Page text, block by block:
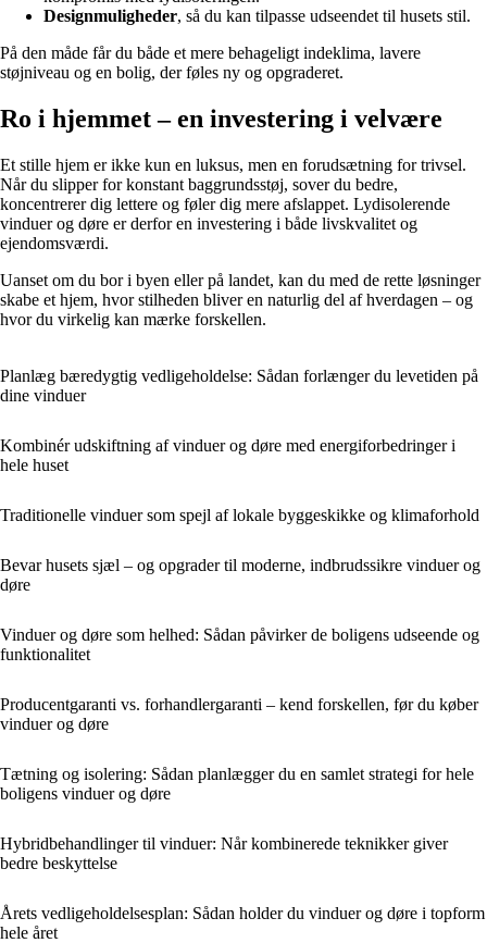
Designmuligheder, så du kan tilpasse udseendet til husets stil.
På den måde får du både et mere behageligt indeklima, lavere
støjniveau og en bolig, der føles ny og opgraderet.
Ro i hjemmet – en investering i velvære
Et stille hjem er ikke kun en luksus, men en forudsætning for trivsel.
Når du slipper for konstant baggrundsstøj, sover du bedre,
koncentrerer dig lettere og føler dig mere afslappet. Lydisolerende
vinduer og døre er derfor en investering i både livskvalitet og
ejendomsværdi.
Uanset om du bor i byen eller på landet, kan du med de rette løsninger
skabe et hjem, hvor stilheden bliver en naturlig del af hverdagen – og
hvor du virkelig kan mærke forskellen.
Planlæg bæredygtig vedligeholdelse: Sådan forlænger du levetiden på
dine vinduer
Kombinér udskiftning af vinduer og døre med energiforbedringer i
hele huset
Traditionelle vinduer som spejl af lokale byggeskikke og klimaforhold
Bevar husets sjæl – og opgrader til moderne, indbrudssikre vinduer og
døre
Vinduer og døre som helhed: Sådan påvirker de boligens udseende og
funktionalitet
Producentgaranti vs. forhandlergaranti – kend forskellen, før du køber
vinduer og døre
Tætning og isolering: Sådan planlægger du en samlet strategi for hele
boligens vinduer og døre
Hybridbehandlinger til vinduer: Når kombinerede teknikker giver
bedre beskyttelse
Årets vedligeholdelsesplan: Sådan holder du vinduer og døre i topform
hele året